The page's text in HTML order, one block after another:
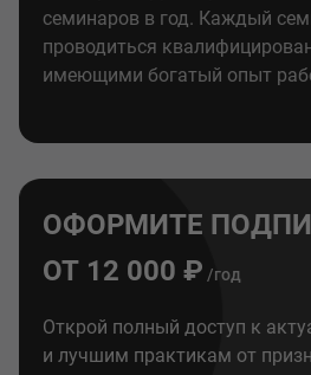
семинаров в год. Каждый
проводиться
имеющими богатый опыт
ОФОРМИТЕ
ОТ 12 000 ₽ /год
Открой полный доступ к
и лучшим практикам от